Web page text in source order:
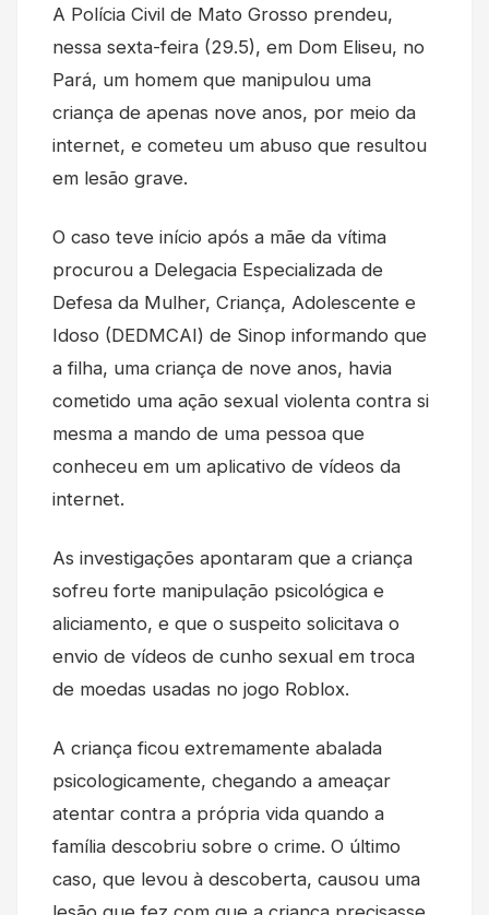
A Polícia Civil de Mato Grosso prendeu,
nessa sexta-feira (29.5), em Dom Eliseu, no
Pará, um homem que manipulou uma
criança de apenas nove anos, por meio da
internet, e cometeu um abuso que resultou
em lesão grave.
O caso teve início após a mãe da vítima
procurou a Delegacia Especializada de
Defesa da Mulher, Criança, Adolescente e
Idoso (DEDMCAI) de Sinop informando que
a filha, uma criança de nove anos, havia
cometido uma ação sexual violenta contra si
mesma a mando de uma pessoa que
conheceu em um aplicativo de vídeos da
internet.
As investigações apontaram que a criança
sofreu forte manipulação psicológica e
aliciamento, e que o suspeito solicitava o
envio de vídeos de cunho sexual em troca
de moedas usadas no jogo Roblox.
A criança ficou extremamente abalada
psicologicamente, chegando a ameaçar
atentar contra a própria vida quando a
família descobriu sobre o crime. O último
caso, que levou à descoberta, causou uma